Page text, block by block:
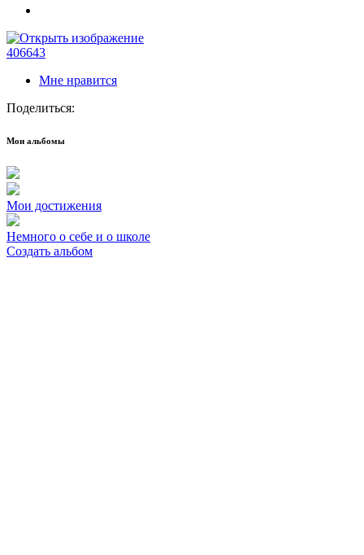
406643
Мне нравится
Поделиться:
Мои альбомы
Мои достижения
Немного о себе и о школе
Создать альбом